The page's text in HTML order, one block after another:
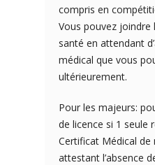
compris en
Vous pouvez joindre
santé en attendant
médical que vous
ultérieurement.
Pour les majeurs:
de licence si 1 seule
Certificat Médical de
attestant l’absence